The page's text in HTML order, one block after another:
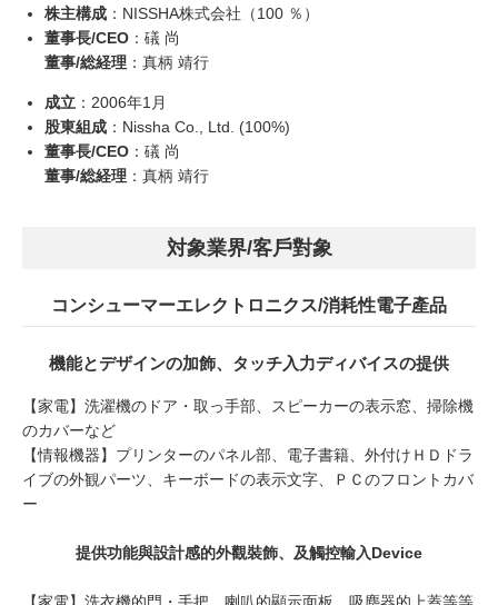
株主構成 ：NISSHA株式会社（100 ％）
董事長/CEO ：礒 尚
董事/総経理 ：真柄 靖行
成立 ：2006年1⽉
股東組成 ：Nissha Co., Ltd. (100%)
董事長/CEO ：礒 尚
董事/総経理 ：真柄 靖行
対象業界/客戶對象
コンシューマーエレクトロニクス/消耗性電子產品
機能とデザインの加飾、タッチ入力ディバイスの提供
【家電】洗濯機のドア・取っ手部、スピーカーの表示窓、掃除機
のカバーなど
【情報機器】プリンターのパネル部、電子書籍、外付けＨＤドラ
イブの外観パーツ、キーボードの表示文字、ＰＣのフロントカバ
ー
提供功能與設計感的外觀裝飾、及觸控輸入Device